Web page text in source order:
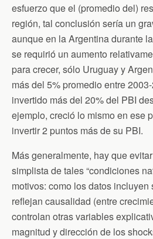
esfuerzo que el (promedio del)
región, tal conclusión sería un
aunque en la Argentina durante
se requirió un aumento
para crecer, sólo Uruguay y
más del 5% promedio entre
invertido más del 20% del PBI
ejemplo, creció lo mismo en ese
invertir 2 puntos más de su PBI.
Más generalmente, hay que
simplista de tales “condiciones
motivos: como los datos incluyen
reflejan causalidad (entre
controlan otras variables
magnitud y dirección de los